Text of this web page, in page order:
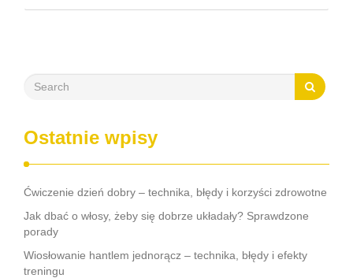
Regularna praktyka tej …
Ostatnie wpisy
Ćwiczenie dzień dobry – technika, błędy i korzyści zdrowotne
Jak dbać o włosy, żeby się dobrze układały? Sprawdzone
porady
Wiosłowanie hantlem jednorącz – technika, błędy i efekty
treningu